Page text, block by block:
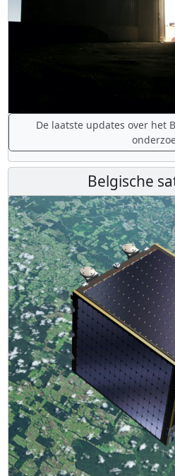
De laatste updates over het
Belgische